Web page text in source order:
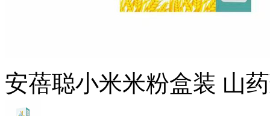
安蓓聪小米米粉盒装 山